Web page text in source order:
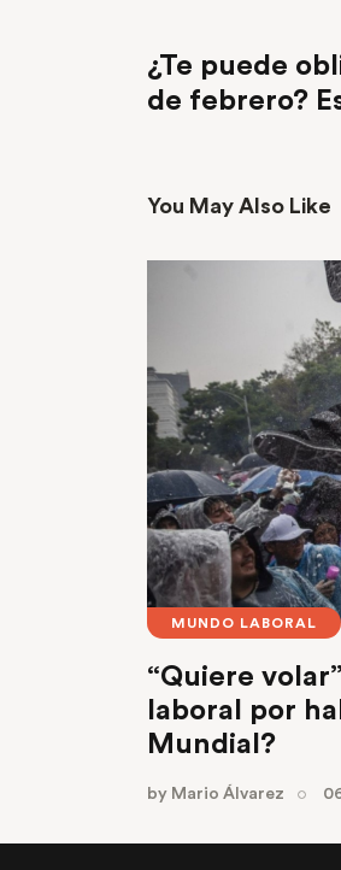
¿Te puede
de febrero?
You May Also Like
MUNDO LABORAL
“Quiere
laboral por
Mundial?
by Mario Álvarez